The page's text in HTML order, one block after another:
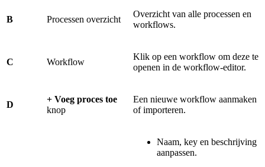
B Processen overzicht
Overzicht van alle processen en
workflows.
C Workflow
Klik op een workflow om deze te
openen in de workflow-editor.
D
+ Voeg proces toe
knop
Een nieuwe workflow aanmaken
of importeren.
Naam, key en beschrijving
aanpassen.